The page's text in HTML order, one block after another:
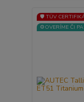
🛡️ TÜV
⚙️OVERÍME ČI